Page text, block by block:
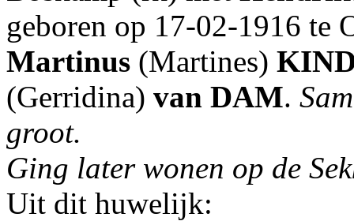
geboren op 17-02-1916 te
Martinus (Martines)
(Gerridina) van DAM.
groot.
Ging later wonen op de
Uit dit huwelijk: